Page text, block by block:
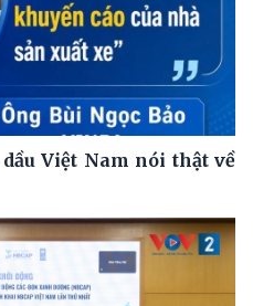
Việt Nam nói thật về